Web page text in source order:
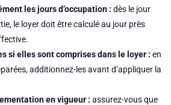
les jours d’occupation : dès le jour
le loyer doit être calculé au jour près
si elles sont comprises dans le loyer : en
additionnez-les avant d’appliquer la
en vigueur : assurez-vous que